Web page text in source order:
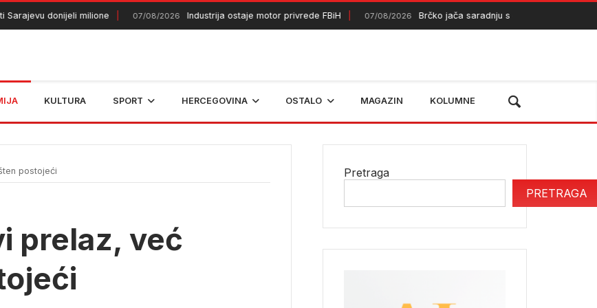
donijeli milione 07/08/2026 Industrija ostaje motor privrede FBiH 07/08/2026 Brčko jača saradnju s dijasporom
KULTURA SPORT HERCEGOVINA OSTALO MAGAZIN KOLUMNE
postojeći
prelaz, već
Pretraga
PRETRAGA